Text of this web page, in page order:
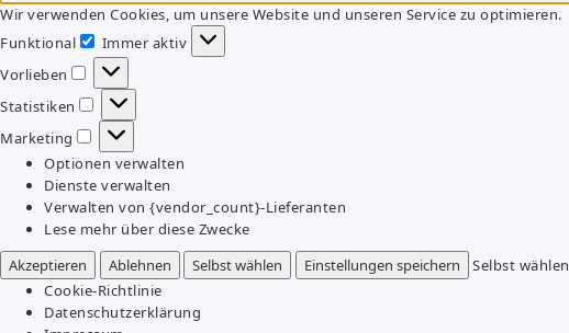
Wir verwenden Cookies, um unsere Website und unseren Service zu optimieren.
Funktional
Funktional
Immer aktiv
Vorlieben
Vorlieben
Statistiken
Statistiken
Marketing
Marketing
Optionen verwalten
Dienste verwalten
Verwalten von {vendor_count}-Lieferanten
Lese mehr über diese Zwecke
Akzeptieren
Ablehnen Selbst wählen Einstellungen speichern
Selbst wählen
Cookie-Richtlinie
Datenschutzerklärung